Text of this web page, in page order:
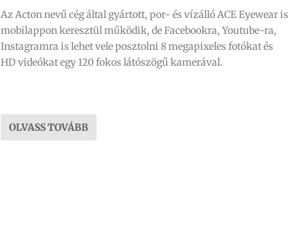
Az Acton nevű cég által gyártott, por- és vízálló ACE Eyewear is
mobilappon keresztül működik, de Facebookra, Youtube-ra,
Instagramra is lehet vele posztolni 8 megapixeles fotókat és
HD videókat egy 120 fokos látószögű kamerával.
OLVASS TOVÁBB